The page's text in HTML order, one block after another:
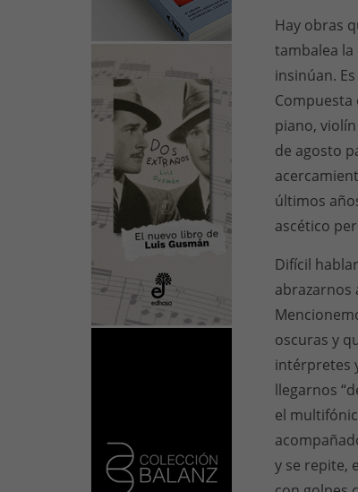
Hay obras
tambalea
insinúan.
piano,
de agosto
últimos
ascético
Difícil
abrazarnos
oscuras y
intérpretes
llegarnos
el
y se repite,